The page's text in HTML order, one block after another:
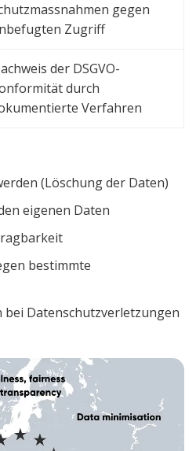
gegen
Zugriff
der DSGVO-
durch
Verfahren
(Löschung der Daten)
eigenen Daten
bestimmte
Datenschutzverletzungen